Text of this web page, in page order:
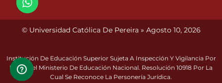
© Universidad Católica De Pereira » Agosto 10, 2026
Institución De Educación Superior Sujeta A Inspección Y Vigilancia Por
Parte Del Ministerio De Educación Nacional. Resolución 10918 Por La
Cual Se Reconoce La Personería Jurídica.